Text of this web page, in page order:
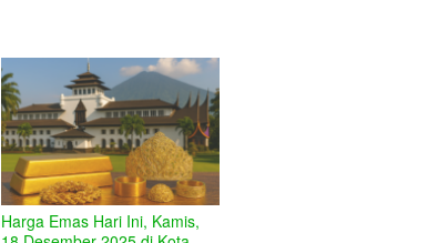
Harga Emas Hari Ini, Kamis,